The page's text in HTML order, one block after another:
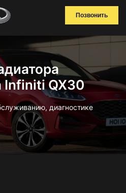
Позвонить
Infiniti QX30
диагностике